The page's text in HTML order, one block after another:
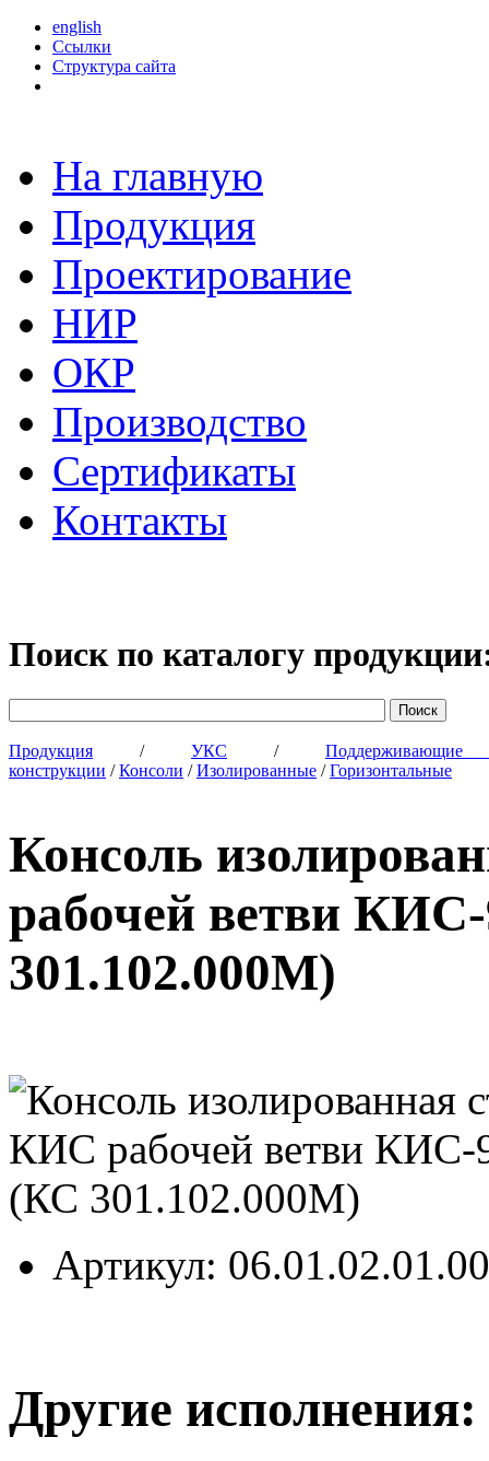
english
Ссылки
Структура сайта
На главную
Продукция
Проектирование
НИР
ОКР
Производство
Сертификаты
Контакты
Поиск по каталогу
Продукция / УКС /
конструкции /Консоли /Изолированные /Горизонтальные
Консоль
рабочей ветви
301.102.000М)
Артикул:
Другие исполнения: